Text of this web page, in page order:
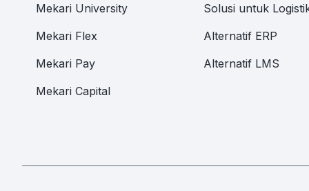
Mekari University
Mekari Flex
Mekari Pay
Mekari Capital
Solusi untuk
Alternatif ERP
Alternatif LMS